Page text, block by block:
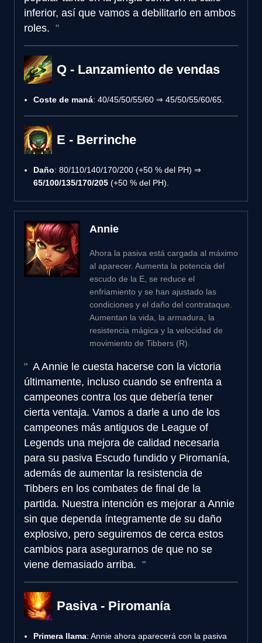
inferior, así que vamos a debilitarlo en ambos
roles.
Q - Lanzamiento de vendas
Coste de maná: 40/45/50/55/60 ⇒ 45/50/55/60/65.
E - Berrinche
Daño: 80/110/140/170/200 (+50 % del PH) ⇒
65/100/135/170/205 (+50 % del PH).
Annie
Ahora la pasiva está cargada al máximo
al aparecer. Aumenta la potencia del
escudo de la E, se reduce el
enfriamiento y se han ajustado las
condiciones y el daño del contrataque.
Aumentan la vida, la armadura, la
resistencia mágica y la velocidad de
movimiento de Tibbers (R).
A Annie le cuesta hacerse con la victoria
últimamente, incluso cuando se enfrenta a
campeones contra los que debería tener
cierta ventaja. Vamos a darle a uno de los
campeones más antiguos de League of
Legends una mejora de calidad necesaria
para su pasiva Escudo fundido y Piromanía,
además de aumentar la resistencia de
Tibbers en los combates de final de la
partida. Nuestra intención es mejorar a Annie
sin que dependa íntegramente de su daño
explosivo, pero seguiremos de cerca estos
cambios para asegurarnos de que no se
viene demasiado arriba.
Pasiva - Piromanía
Primera llama: Annie ahora aparecerá con la pasiva